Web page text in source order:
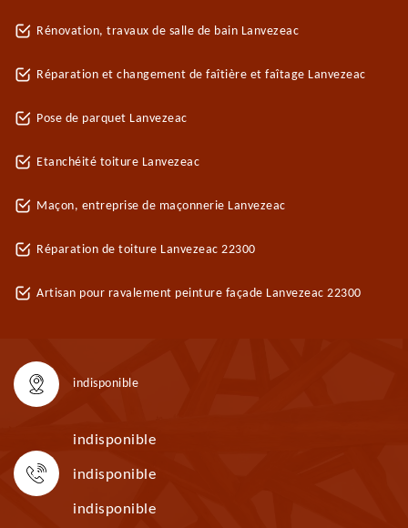
Rénovation, travaux de salle de bain Lanvezeac
Réparation et changement de faîtière et faîtage Lanvezeac
Pose de parquet Lanvezeac
Etanchéité toiture Lanvezeac
Maçon, entreprise de maçonnerie Lanvezeac
Réparation de toiture Lanvezeac 22300
Artisan pour ravalement peinture façade Lanvezeac 22300
indisponible
indisponible
indisponible
indisponible